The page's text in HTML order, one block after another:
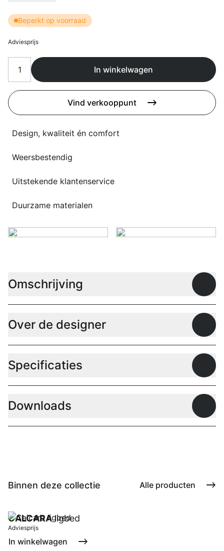
Deals
Flagship stores
Contact
3D modellen
Support
Nieuws
Taalkeuze
Beperkt op voorraad
Adviesprijs
In winkelwagen
Vind verkooppunt
Design, kwaliteit én comfort
Weersbestendig
Uitstekende klantenservice
Duurzame materialen
Omschrijving
Over de designer
Specificaties
Downloads
Binnen deze collectie Alle producten
CALCARAligbed
Adviesprijs
In winkelwagen